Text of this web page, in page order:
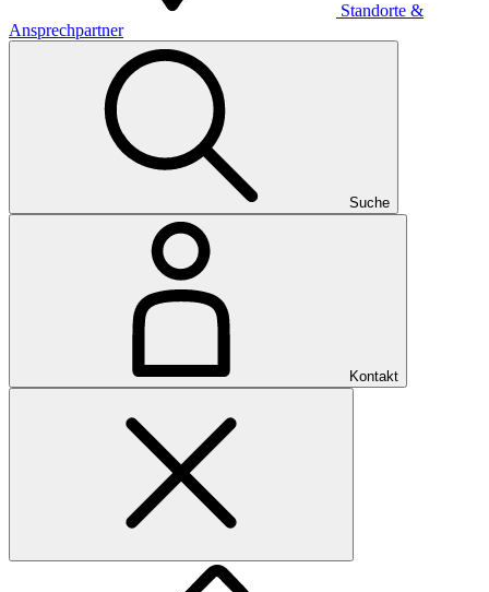
Standorte &
Ansprechpartner
Suche
Kontakt